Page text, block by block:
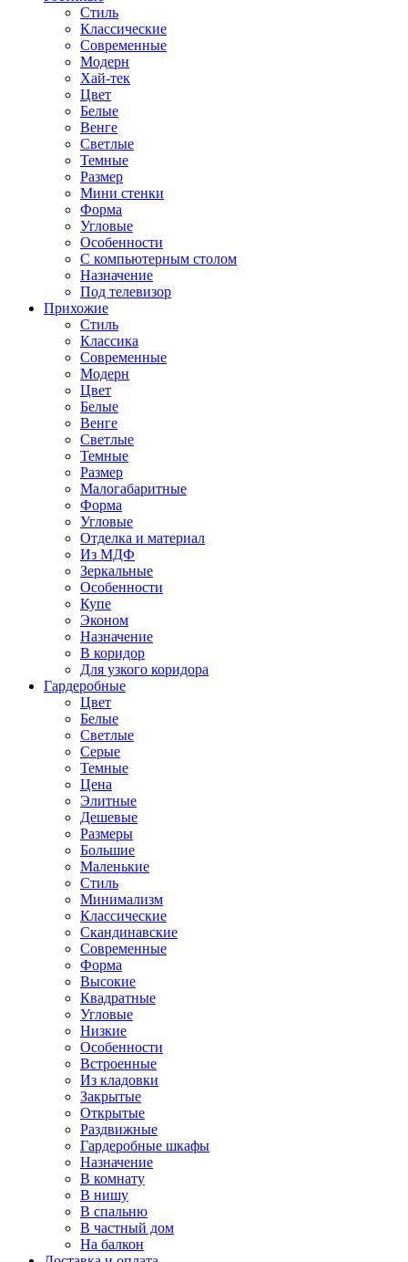
Стиль
Классические
Современные
Модерн
Хай-тек
Цвет
Белые
Венге
Светлые
Темные
Размер
Мини стенки
Форма
Угловые
Особенности
С компьютерным столом
Назначение
Под телевизор
Прихожие
Стиль
Классика
Современные
Модерн
Цвет
Белые
Венге
Светлые
Темные
Размер
Малогабаритные
Форма
Угловые
Отделка и материал
Из МДФ
Зеркальные
Особенности
Купе
Эконом
Назначение
В коридор
Для узкого коридора
Гардеробные
Цвет
Белые
Светлые
Серые
Темные
Цена
Элитные
Дешевые
Размеры
Большие
Маленькие
Стиль
Минимализм
Классические
Скандинавские
Современные
Форма
Высокие
Квадратные
Угловые
Низкие
Особенности
Встроенные
Из кладовки
Закрытые
Открытые
Раздвижные
Гардеробные шкафы
Назначение
В комнату
В нишу
В спальню
В частный дом
На балкон